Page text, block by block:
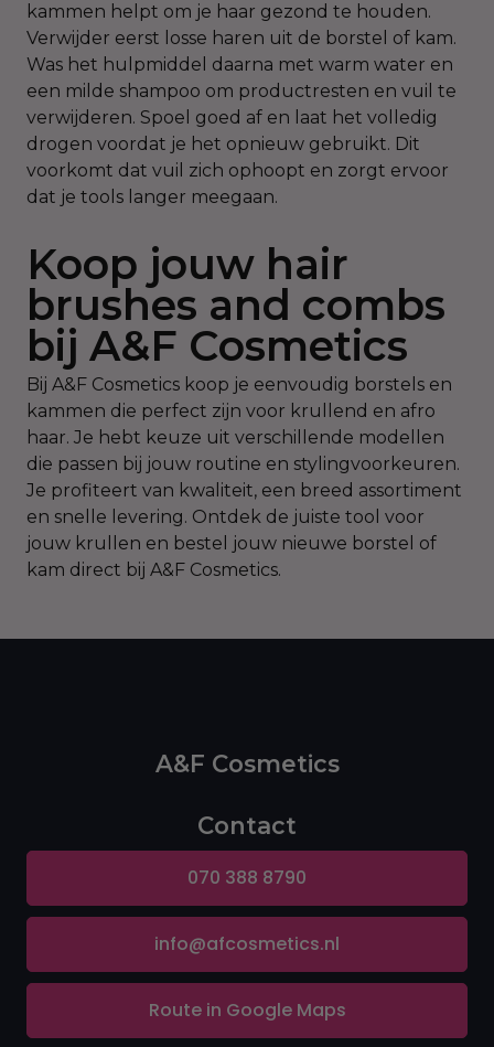
kammen helpt om je haar gezond te houden.
Verwijder eerst losse haren uit de borstel of kam.
Was het hulpmiddel daarna met warm water en
een milde shampoo om productresten en vuil te
verwijderen. Spoel goed af en laat het volledig
drogen voordat je het opnieuw gebruikt. Dit
voorkomt dat vuil zich ophoopt en zorgt ervoor
dat je tools langer meegaan.
Koop jouw hair
brushes and combs
bij A&F Cosmetics
Bij A&F Cosmetics koop je eenvoudig borstels en
kammen die perfect zijn voor krullend en afro
haar. Je hebt keuze uit verschillende modellen
die passen bij jouw routine en stylingvoorkeuren.
Je profiteert van kwaliteit, een breed assortiment
en snelle levering. Ontdek de juiste tool voor
jouw krullen en bestel jouw nieuwe borstel of
kam direct bij A&F Cosmetics.
A&F Cosmetics
Contact
070 388 8790
info@afcosmetics.nl
Route in Google Maps